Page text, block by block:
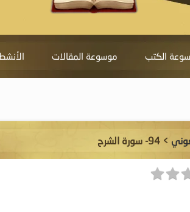
الكتب موسوعة المقالات
> 94- سورة الشرح